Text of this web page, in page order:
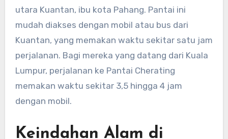
utara Kuantan, ibu kota Pahang. Pantai ini
mudah diakses dengan mobil atau bus dari
Kuantan, yang memakan waktu sekitar satu jam
perjalanan. Bagi mereka yang datang dari Kuala
Lumpur, perjalanan ke Pantai Cherating
memakan waktu sekitar 3,5 hingga 4 jam
dengan mobil.
Keindahan Alam di